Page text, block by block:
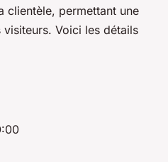
clientèle, permettant une
Voici les détails